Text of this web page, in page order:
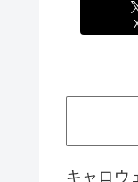
キャロウ